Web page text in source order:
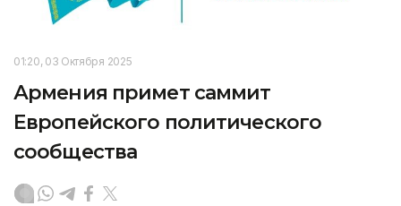
01:20, 03 Октября 2025
Армения примет саммит
Европейского политического
сообщества